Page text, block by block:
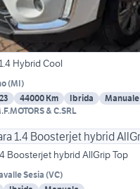
Hybrid Cool
(MI)
44000 Km Ibrida Manuale
& C.SRL
Boosterjet hybrid AllGrip Top
Sesia (VC)